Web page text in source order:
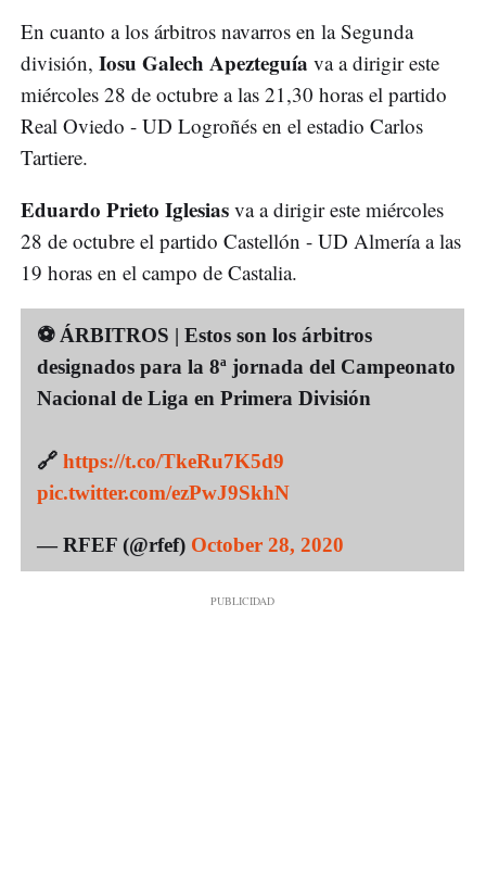
En cuanto a los árbitros navarros en la Segunda
división, Iosu Galech Apezteguía va a dirigir este
miércoles 28 de octubre a las 21,30 horas el partido
Real Oviedo - UD Logroñés en el estadio Carlos
Tartiere.
Eduardo Prieto Iglesias va a dirigir este miércoles
28 de octubre el partido Castellón - UD Almería a las
19 horas en el campo de Castalia.
⚽ ÁRBITROS | Estos son los árbitros
designados para la 8ª jornada del Campeonato
Nacional de Liga en Primera División
🔗 https://t.co/TkeRu7K5d9
pic.twitter.com/ezPwJ9SkhN
— RFEF (@rfef) October 28, 2020